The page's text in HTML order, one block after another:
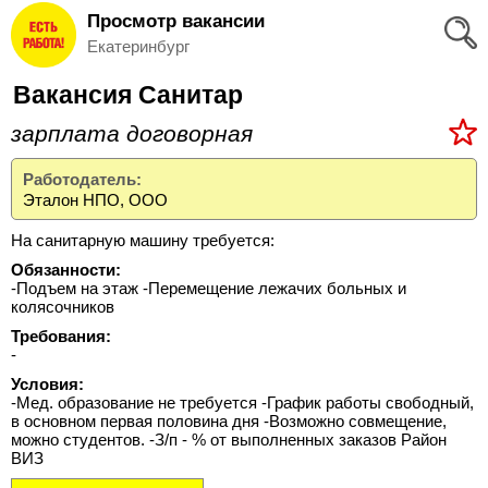
Вход
и
Регистрация
Избранное
Соискателям
Добавить
резюме
Работодателям
Добавить
вакансию
Просмотр вакансии
Екатеринбург
Вакансия Санитар
зарплата договорная
Работодатель:
Эталон НПО, ООО
На санитарную машину требуется:
Обязанности:
-Подъем на этаж -Перемещение лежачих больных и
колясочников
Требования:
-
Условия:
-Мед. образование не требуется -График работы свободный,
в основном первая половина дня -Возможно совмещение,
можно студентов. -З/п - % от выполненных заказов Район
ВИЗ